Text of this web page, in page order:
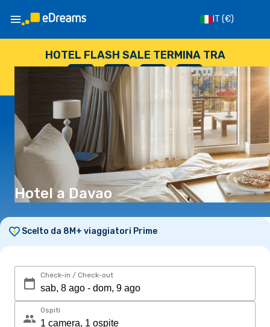
IT (€)
HOTEL FLASH SALE TERMINA TRA
--
GIORNI
: --
ORE
: --
SECONDI
Hotel a Davao
Scelto da 8M+ viaggiatori Prime
Check-in / Check-out
Ospiti